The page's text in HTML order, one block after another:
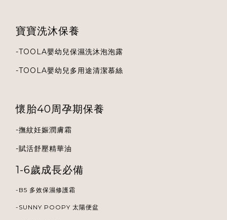
寶寶洗沐保養
-TOOLA嬰幼兒保濕洗沐泡泡露
-TOOLA嬰幼兒多用途清潔慕絲
懷胎40周孕期保養
-撫紋妊娠潤膚霜
-賦活舒壓精華油
1-6歲成長必備
-B5 多效保濕修護霜
- SUNNY POOPY 太陽便盆